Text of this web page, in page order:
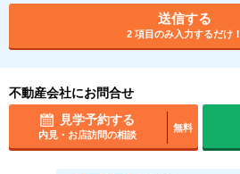
送信する
2 項目のみ入力するだけ！
不動産会社にお問合せ
見学予約する
内見・お店訪問の相談
無料